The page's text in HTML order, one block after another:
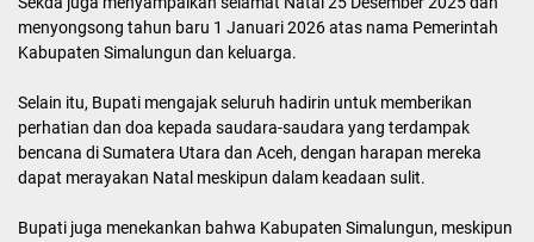
menyongsong tahun baru 1 Januari 2026 atas nama Pemerintah
Kabupaten Simalungun dan keluarga.
Selain itu, Bupati mengajak seluruh hadirin untuk memberikan
perhatian dan doa kepada saudara-saudara yang terdampak
bencana di Sumatera Utara dan Aceh, dengan harapan mereka
dapat merayakan Natal meskipun dalam keadaan sulit.
Bupati juga menekankan bahwa Kabupaten Simalungun, meskipun